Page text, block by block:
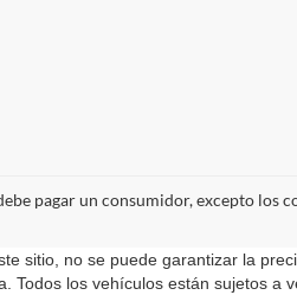
pagar un consumidor, excepto los
sitio, no se puede garantizar la
los vehículos están sujetos a